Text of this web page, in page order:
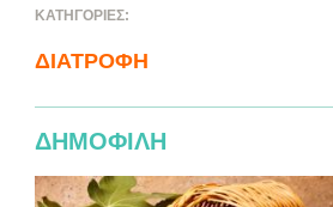
ΚΑΤΗΓΟΡΙΕΣ:
ΔΙΑΤΡΟΦΗ
ΔΗΜΟΦΙΛΗ